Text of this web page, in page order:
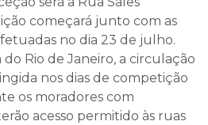
começará junto com as
no dia 23 de julho.
Rio de Janeiro, a circulação
nos dias de competição
os moradores com
acesso permitido às ruas